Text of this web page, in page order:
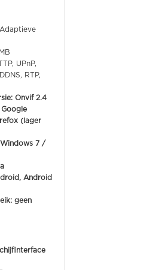
UPnP,
RTP,
Onvif 2.4
Google
(lager
Windows 7 /
Android
geen